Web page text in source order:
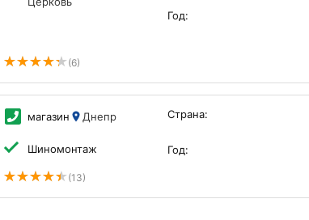
(6)
Год:
магазин Днепр
Шиномонтаж
(13)
Страна:
Год: